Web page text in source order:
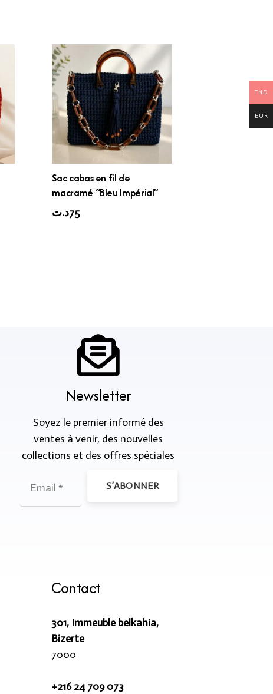
Sac cabas en fil de
macramé “Bleu Impérial”
75د.ت
Newsletter
Soyez le premier informé des
ventes à venir, des nouvelles
collections et des offres spéciales
S’ABONNER
Contact
301, Immeuble belkahia,
Bizerte
7000
+216 24 709 073
TND
EUR